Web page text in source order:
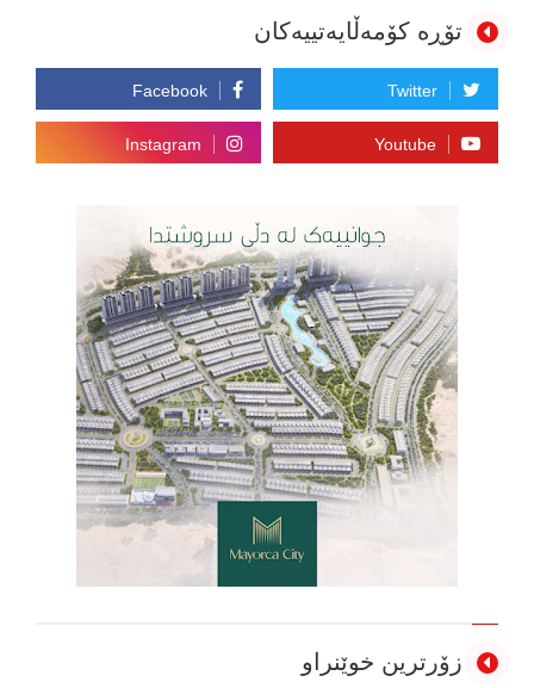
تۆڕە کۆمەڵایەتییەکان
زۆرترین خوێنراو